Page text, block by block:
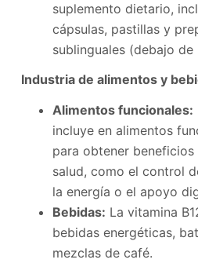
suplemento dietario,
cápsulas, pastillas y
sublinguales (debajo de
Industria de alimentos y
Alimentos funcionales:
incluye en alimentos
para obtener
salud, como el control
la energía o el apoyo
Bebidas: La vitamina
bebidas energéticas,
mezclas de café.